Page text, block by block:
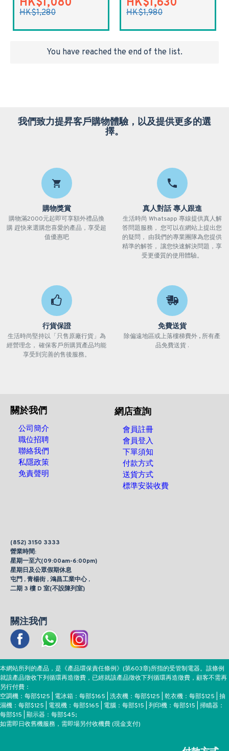
HK$1,080
HK$1,280
HK$1,630
HK$1,980
You have reached the end of the list.
我們致力提昇客戶購物體驗，以及提供更多的選
擇。
購物獎賞
購物滿2000元起即可享額外禮品換
購 趕快來選購您喜愛的產品，享受超
值優惠吧
真人對話 專人跟進
生活時尚 Whatsapp 專線提供真人解
答問題服務， 您可以在網站上提出您
的疑問， 由我們的專業團隊為您提供
精準的解答， 讓您快速解決問題，享
受更優質的使用體驗。
行貨保證
生活時尚堅持以「只售原廠行貨」為
經營理念， 確保客戶所購買產品均能
享受到完善的售後服務。
免費送貨
除偏遠地區或上落樓梯費外 , 所有產
品免費送貨 .
關於我們
公司簡介
職位招聘
聯絡我們
私隱政策
免責聲明
網店查詢
會員註冊
會員登入
下單須知
付款方式
送貨方式
標準安裝收費
(852) 3150 3333
營業時間:
星期一至六(09:00am-6:00pm)
星期日及公眾假期休息
屯門 , 青楊街 , 鴻昌工業中心 ,
二期 3 樓 D 室(不設陳列室)
關注我們
本網站所列的產品，是《產品環保責任條例》(第603章)所指的受管制電器。該條例
就該產品徵收下列循環再造徵費，已經就該產品徵收下列循環再造徵費，顧客不需再
另行付費：
空調機：每部$125 | 電冰箱：每部$165 | 洗衣機：每部$125 | 乾衣機：每部$125 | 抽
濕機：每部$125 | 電視機：每部$165 | 電腦：每部$15 | 列印機：每部$15 | 掃瞄器：
每部$15 | 顯示器：每部$45;
如需即日收舊機服務，需即場另付收機費 (現金支付)